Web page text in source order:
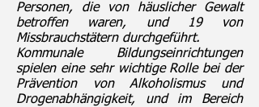
Personen, die von häuslicher Gewalt
betroffen waren, und 19 von
Missbrauchstätern durchgeführt.
Kommunale Bildungseinrichtungen
spielen eine sehr wichtige Rolle bei der
Prävention von Alkoholismus und
Drogenabhängigkeit, und im Bereich